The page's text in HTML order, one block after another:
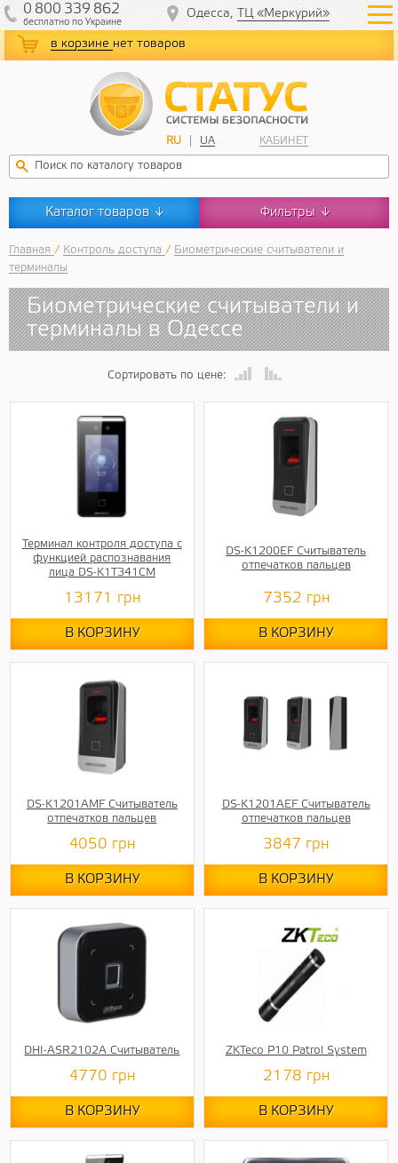
в корзине нет товаров
RU UA КАБИНЕТ
0 800 339 862
бесплатнопо Украине
Одесса, ТЦ «Меркурий»
Каталог товаров ↓ Фильтры ↓
Главная / Контроль доступа / Биометрические считыватели и
терминалы
Биометрические считыватели и
терминалы в Одессе
Сортировать по цене:
Терминал контроля доступа с
функцией распознавания
лица DS-K1T341CM
13171 грн
В КОРЗИНУ
DS-K1200EF Считыватель
отпечатков пальцев
7352 грн
В КОРЗИНУ
DS-K1201AMF Считыватель
отпечатков пальцев
4050 грн
В КОРЗИНУ
DS-K1201AEF Считыватель
отпечатков пальцев
3847 грн
В КОРЗИНУ
DHI-ASR2102A Считыватель
4770 грн
В КОРЗИНУ
ZKTeco P10 Patrol System
2178 грн
В КОРЗИНУ